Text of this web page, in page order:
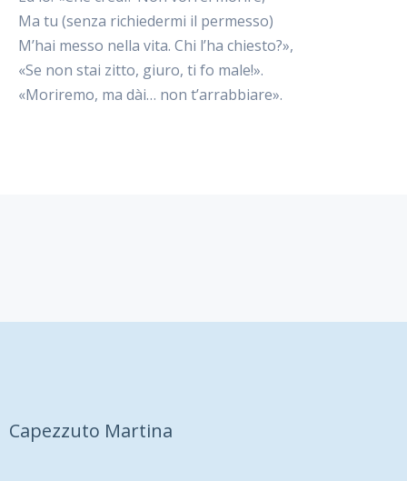
Ma tu (senza richiedermi il permesso)
M’hai messo nella vita. Chi l’ha chiesto?»,
«Se non stai zitto, giuro, ti fo male!».
«Moriremo, ma dài… non t’arrabbiare».
Capezzuto Martina